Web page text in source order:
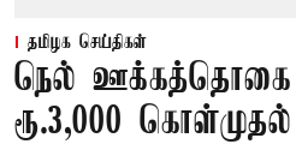
தமிழக செய்திகள்
நெல் ஊக்கத்தொகை
ரூ.3,000